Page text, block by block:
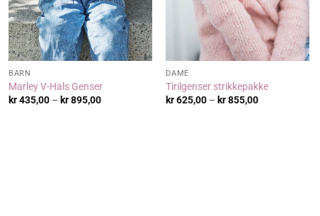
BARN
Marley V-Hals Genser
kr435,00 – kr895,00Prisområde:
DAME
Tirilgenser strikkepakke
kr625,00 – kr855,00Prisområde: